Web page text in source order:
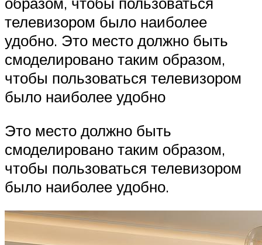
телевизором было наиболее
удобно. Это место должно быть
смоделировано таким образом,
чтобы пользоваться телевизором
было наиболее удобно
Это место должно быть
смоделировано таким образом,
чтобы пользоваться телевизором
было наиболее удобно.